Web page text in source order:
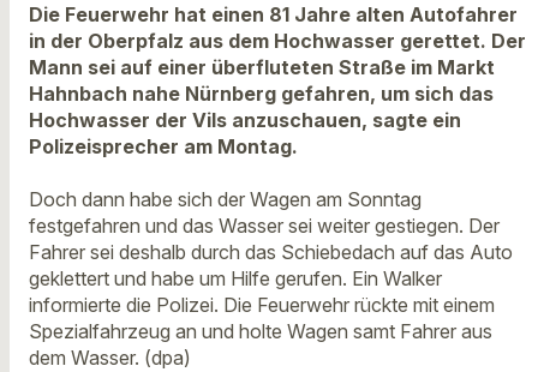
Die Feuerwehr hat einen 81 Jahre alten Autofahrer
in der Oberpfalz aus dem Hochwasser gerettet. Der
Mann sei auf einer überfluteten Straße im Markt
Hahnbach nahe Nürnberg gefahren, um sich das
Hochwasser der Vils anzuschauen, sagte ein
Polizeisprecher am Montag.
Doch dann habe sich der Wagen am Sonntag
festgefahren und das Wasser sei weiter gestiegen. Der
Fahrer sei deshalb durch das Schiebedach auf das Auto
geklettert und habe um Hilfe gerufen. Ein Walker
informierte die Polizei. Die Feuerwehr rückte mit einem
Spezialfahrzeug an und holte Wagen samt Fahrer aus
dem Wasser. (dpa)